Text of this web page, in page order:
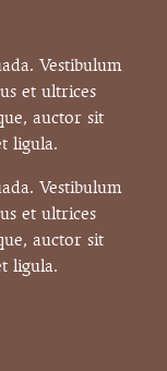
Vestibulum
et ultrices
auctor sit
ligula.
Vestibulum
et ultrices
auctor sit
ligula.